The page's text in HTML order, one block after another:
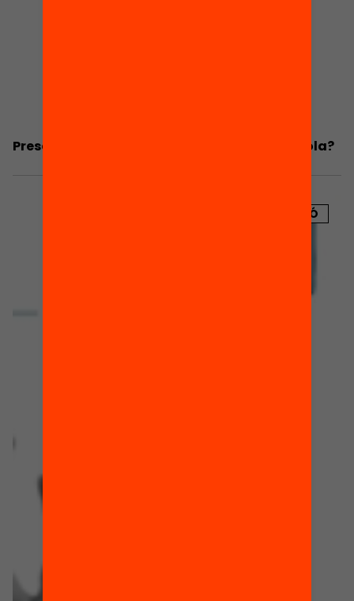
Presentació: S’impliquen les famílies a l’escola?
PUBLICACIÓ